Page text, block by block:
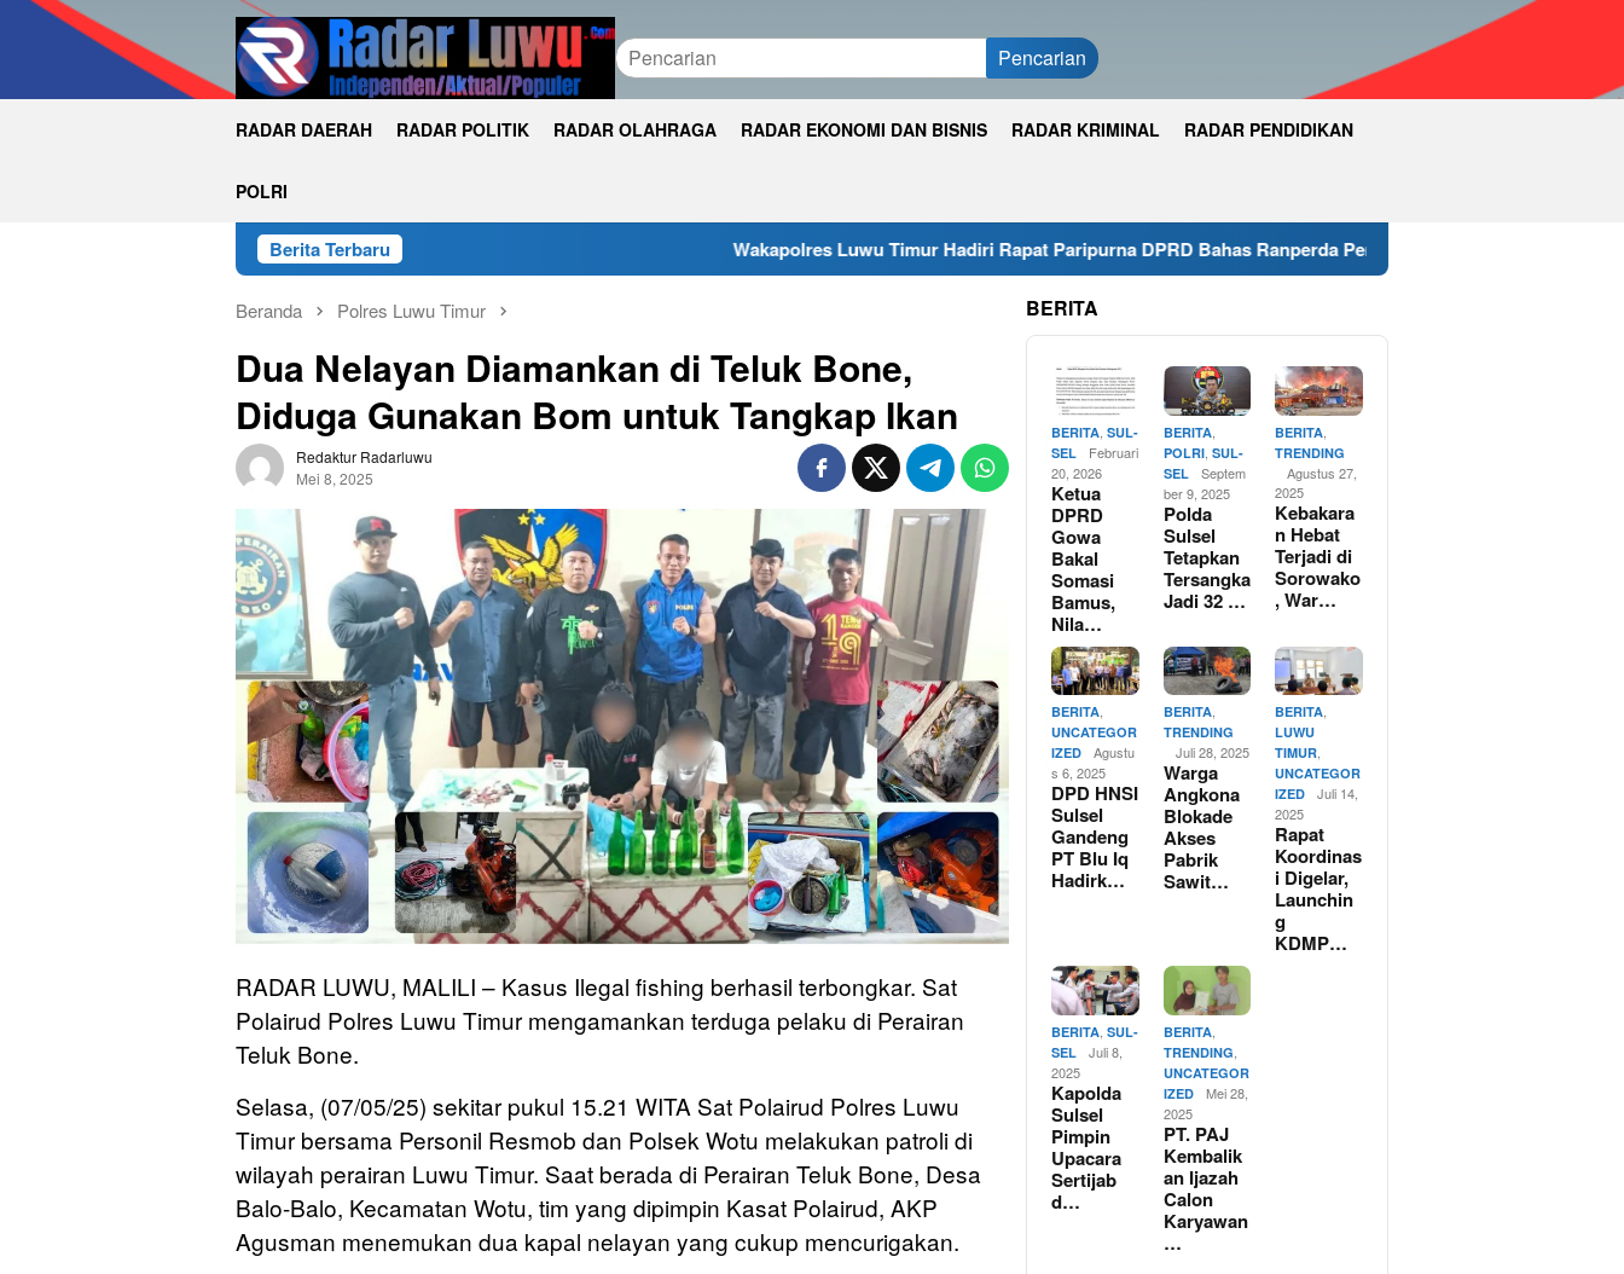
Loncat
Pencarian
RADAR DAERAH RADAR POLITIK RADAR OLAHRAGA RADAR EKONOMI DAN BISNIS RADAR KRIMINAL RADAR PENDIDIKAN
POLRI
Berita Terbaru Wakapolres Luwu Timur Hadiri Rapat Paripurna DPRD Bahas Ranperda Penyertaan Modal, KUA-PPAS 2027 dan Perubahan
Beranda Polres Luwu Timur
Dua Nelayan Diamankan di Teluk Bone,
Diduga Gunakan Bom untuk Tangkap Ikan
Redaktur Radarluwu
Mei 8, 2025
RADAR LUWU, MALILI – Kasus Ilegal fishing berhasil terbongkar. Sat
Polairud Polres Luwu Timur mengamankan terduga pelaku di Perairan
Teluk Bone.
Selasa, (07/05/25) sekitar pukul 15.21 WITA Sat Polairud Polres Luwu
Timur bersama Personil Resmob dan Polsek Wotu melakukan patroli di
wilayah perairan Luwu Timur. Saat berada di Perairan Teluk Bone, Desa
Balo-Balo, Kecamatan Wotu, tim yang dipimpin Kasat Polairud, AKP
Agusman menemukan dua kapal nelayan yang cukup mencurigakan.
BERITA
BERITA ,SUL-
SEL
Februari
20, 2026
Ketua
DPRD
Gowa
Bakal
Somasi
Bamus,
Nila…
BERITA,
POLRI, SUL-
SEL
Septem
ber 9, 2025
Polda
Sulsel
Tetapkan
Tersangka
Jadi 32 …
BERITA
TRENDING
Agustus 27,
2025
Kebakara
n Hebat
Terjadi di
Sorowako
, War…
BERITA,
UNCATEGOR
IZED
Agustu
s 6, 2025
DPD HNSI
Sulsel
Gandeng
PT Blu Iq
Hadirk…
BERITA,
TRENDING
Juli 28, 2025
Warga
Angkona
Blokade
Akses
Pabrik
Sawit…
BERITA,
LUWU
TIMUR,
UNCATEGOR
IZED
Juli 14,
2025
Rapat
Koordinas
i Digelar,
Launchin
g
KDMP…
BERITA ,SUL-
SEL
Juli 8,
2025
Kapolda
Sulsel
Pimpin
Upacara
Sertijab
d…
BERITA,
TRENDING
UNCATEGOR
IZED
Mei 28,
2025
PT. PAJ
Kembalik
an Ijazah
Calon
Karyawan
…